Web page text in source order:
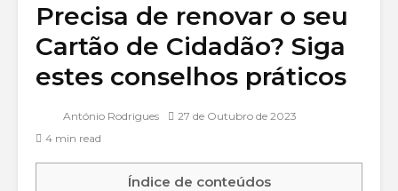
Precisa de renovar o seu
Cartão de Cidadão? Siga
estes conselhos práticos
António Rodrigues
27 de Outubro de 2023
4 min read
Índice de conteúdos